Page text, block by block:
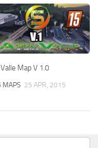
Map V 1.0
MAPS 25 APR, 2015